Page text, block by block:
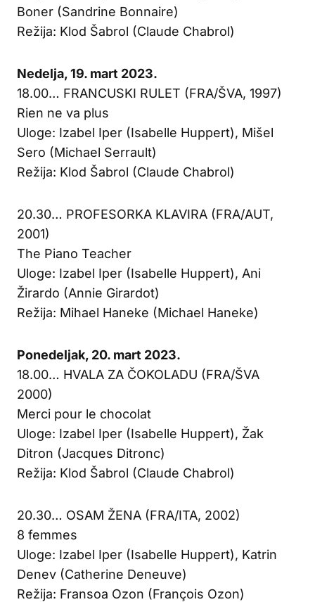
Boner (Sandrine Bonnaire)
Režija: Klod Šabrol (Claude Chabrol)
Nedelja, 19. mart 2023.
18.00… FRANCUSKI RULET (FRA/ŠVA, 1997)
Rien ne va plus
Uloge: Izabel Iper (Isabelle Huppert), Mišel
Sero (Michael Serrault)
Režija: Klod Šabrol (Claude Chabrol)
20.30… PROFESORKA KLAVIRA (FRA/AUT,
2001)
The Piano Teacher
Uloge: Izabel Iper (Isabelle Huppert), Ani
Žirardo (Annie Girardot)
Režija: Mihael Haneke (Michael Haneke)
Ponedeljak, 20. mart 2023.
18.00… HVALA ZA ČOKOLADU (FRA/ŠVA
2000)
Merci pour le chocolat
Uloge: Izabel Iper (Isabelle Huppert), Žak
Ditron (Jacques Ditronc)
Režija: Klod Šabrol (Claude Chabrol)
20.30… OSAM ŽENA (FRA/ITA, 2002)
8 femmes
Uloge: Izabel Iper (Isabelle Huppert), Katrin
Denev (Catherine Deneuve)
Režija: Fransoa Ozon (François Ozon)